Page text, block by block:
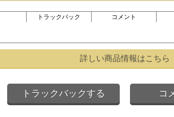
トラックバック コメント
詳しい商品情報はこちら
トラックバックする コ